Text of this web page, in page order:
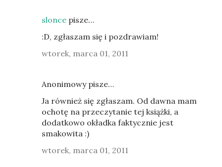
slonce pisze…
:D, zgłaszam się i pozdrawiam!
wtorek, marca 01, 2011
Anonimowy pisze…
Ja również się zgłaszam. Od dawna mam
ochotę na przeczytanie tej książki, a
dodatkowo okładka faktycznie jest
smakowita :)
wtorek, marca 01, 2011